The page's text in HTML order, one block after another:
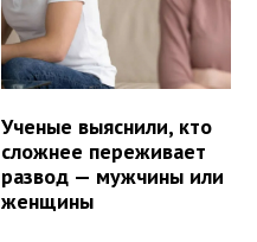
Ученые выяснили, кто
сложнее переживает
развод — мужчины или
женщины